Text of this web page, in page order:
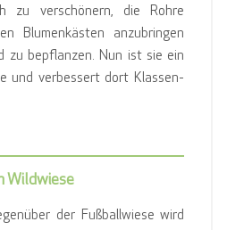
zu verschönern, die Rohre
Blumenkästen anzubringen
zu bepflanzen. Nun ist sie ein
und verbessert dort Klassen-
Wildwiese
der Fußballwiese wird